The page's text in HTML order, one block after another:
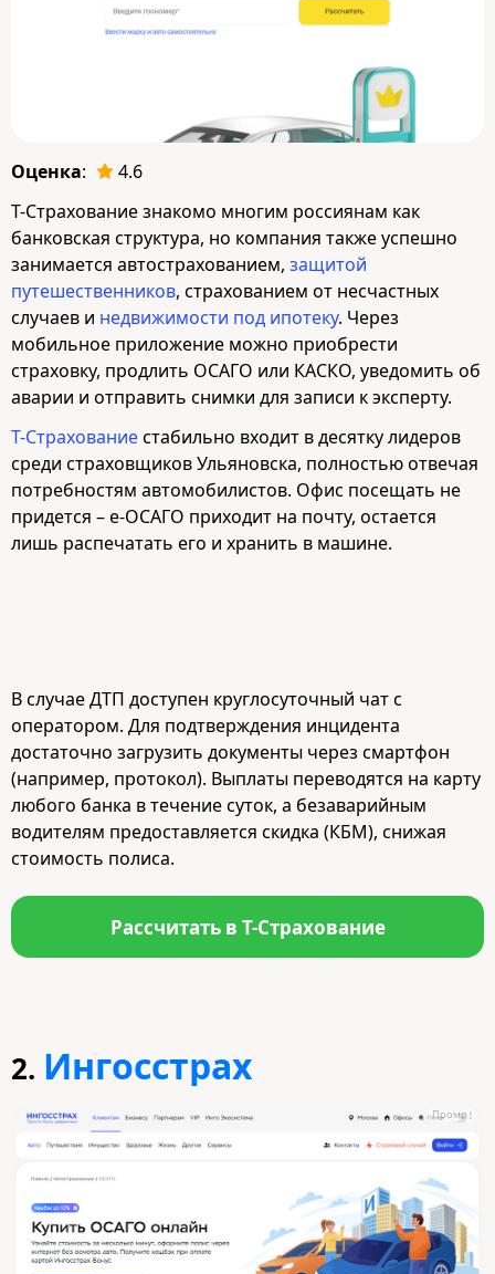
Оценка:
4.6
Т-Страхование знакомо многим россиянам как
банковская структура, но компания также успешно
занимается автострахованием, защитой
путешественников, страхованием от несчастных
случаев и недвижимости под ипотеку. Через
мобильное приложение можно приобрести
страховку, продлить ОСАГО или КАСКО, уведомить об
аварии и отправить снимки для записи к эксперту.
Т-Страхованиестабильно входит в десятку лидеров
среди страховщиков Ульяновска, полностью отвечая
потребностям автомобилистов. Офис посещать не
придется – е-ОСАГО приходит на почту, остается
лишь распечатать его и хранить в машине.
В случае ДТП доступен круглосуточный чат с
оператором. Для подтверждения инцидента
достаточно загрузить документы через смартфон
(например, протокол). Выплаты переводятся на карту
любого банка в течение суток, а безаварийным
водителям предоставляется скидка (КБМ), снижая
стоимость полиса.
Рассчитать в Т-Страхование
2. Ингосстрах
Промо